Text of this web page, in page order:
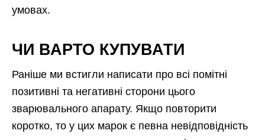
умовах.
ЧИ ВАРТО КУПУВАТИ
Раніше ми встигли написати про всі помітні
позитивні та негативні сторони цього
зварювального апарату. Якщо повторити
коротко, то у цих марок є певна невідповідність